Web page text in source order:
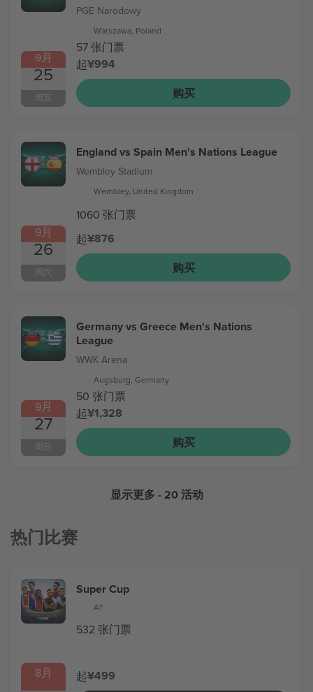
9月
25
周五
PGE Narodowy
Warszawa, Poland
57 张门票
起¥994
购买
9月
26
周六
England vs Spain Men's Nations League
Wembley Stadium
Wembley, United Kingdom
1060 张门票
起¥876
购买
9月
27
周日
Germany vs Greece Men's Nations
League
WWK Arena
Augsburg, Germany
50 张门票
起¥1,328
购买
显示更多 - 20 活动
热门比赛
8月
Super Cup
AT
532 张门票
起¥499